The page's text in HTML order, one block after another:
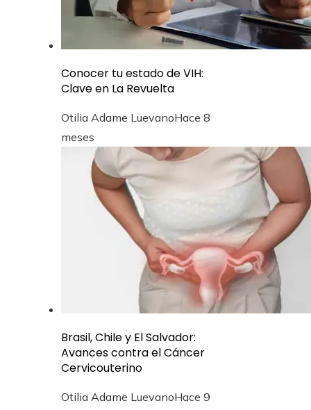
Conocer tu estado de VIH:
Clave en La Revuelta
Otilia Adame LuevanoHace 8
meses
Brasil, Chile y El Salvador:
Avances contra el Cáncer
Cervicouterino
Otilia Adame LuevanoHace 9